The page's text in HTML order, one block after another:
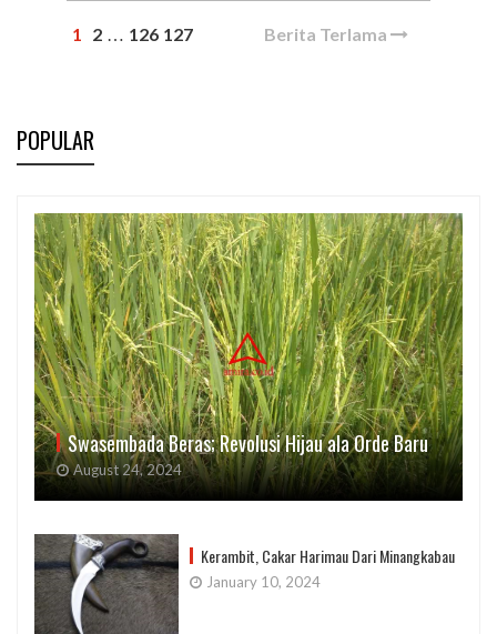
1 2 … 126 127 Berita Terlama
POPULAR
Swasembada Beras; Revolusi Hijau ala Orde Baru
August 24, 2024
Kerambit, Cakar Harimau Dari Minangkabau
January 10, 2024